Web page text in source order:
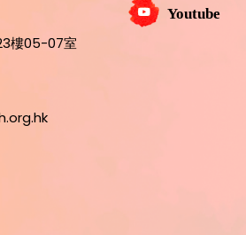
樓05-07室
Youtube